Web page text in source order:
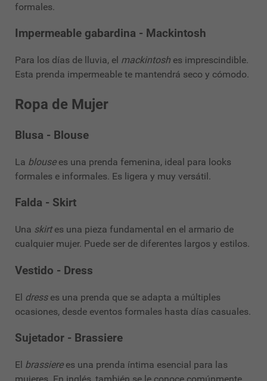
formales.
Impermeable gabardina - Mackintosh
Para los días de lluvia, el mackintosh es imprescindible.
Esta prenda impermeable te mantendrá seco y cómodo.
Ropa de Mujer
Blusa - Blouse
La blousees una prenda femenina, ideal para looks
formales e informales. Es ligera y muy versátil.
Falda - Skirt
Una skirtes una pieza fundamental en el armario de
cualquier mujer. Puede ser de diferentes largos y estilos.
Vestido - Dress
El dresses una prenda que se adapta a múltiples
ocasiones, desde eventos formales hasta días casuales.
Sujetador - Brassiere
El brassierees una prenda íntima esencial para las